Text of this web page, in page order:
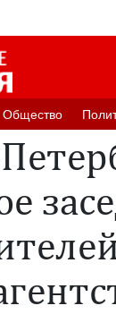
Oбщество